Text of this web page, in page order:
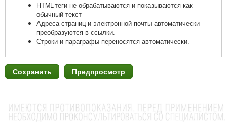
HTML-теги не обрабатываются и показываются как
обычный текст
Адреса страниц и электронной почты автоматически
преобразуются в ссылки.
Строки и параграфы переносятся автоматически.